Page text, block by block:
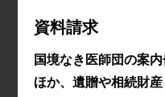
資料請求
国境なき医師団の案
ほか、遺贈や相続財